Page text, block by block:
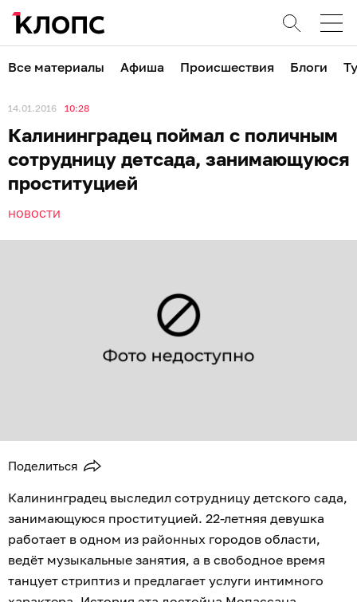
Все материалы Афиша Происшествия Блоги
14.01.2016 10:28
Калининградец поймал с поличным
сотрудницу детсада, занимающуюся
проституцией
НОВОСТИ
Поделиться
Калининградец выследил сотрудницу детского сада,
занимающуюся проституцией. 22-летняя девушка
работает в одном из районных городов области,
ведёт музыкальные занятия, а в свободное время
танцует стриптиз и предлагает услуги интимного